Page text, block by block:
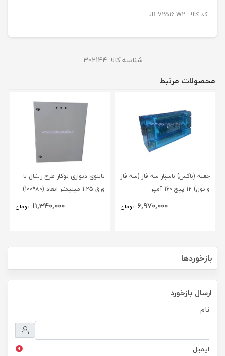
کد کالا : JB V2516 W2
شناسه کالا:302144
محصولات مرتبط
جعبه (باکس) باسبار سه فاز (سه فاز
و نول) 12 پیچ 160 آمپر
6,970,000 تومان
تابلوی دیواری توکار طرح ریتال با
ورق 1.25 میلیمتر ابعاد (80*100)
11,340,000 تومان
بازخوردها
ارسال بازخورد
نام
ایمیل